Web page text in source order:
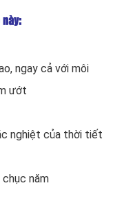
này:
ngay cả với môi
ướt
nghiệt của thời tiết
năm